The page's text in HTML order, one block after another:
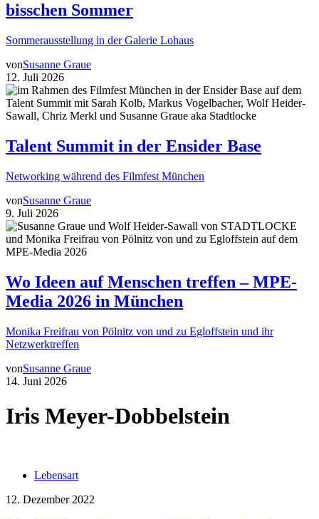
bisschen Sommer
Sommerausstellung in der Galerie Lohaus
vonSusanne Graue
12. Juli 2026
Talent Summit in der Ensider Base
Networking während des Filmfest München
vonSusanne Graue
9. Juli 2026
Wo Ideen auf Menschen treffen – MPE-
Media 2026 in München
Monika Freifrau von Pölnitz von und zu Egloffstein und ihr
Netzwerktreffen
vonSusanne Graue
14. Juni 2026
Iris Meyer-Dobbelstein
Lebensart
12. Dezember 2022